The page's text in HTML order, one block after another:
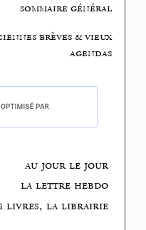
sommaire général
brèves & vieux
agendas
au jour le jour
la lettre hebdo
livres, la librairie